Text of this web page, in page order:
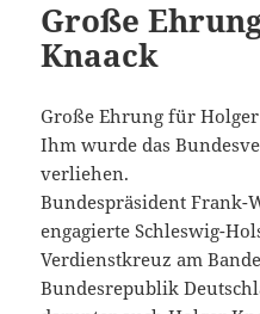
Große
Knaack
Große Ehrung für
Ihm wurde das
verliehen.
Bundespräsident Frank-
engagierte Schleswig-
Verdienstkreuz am
Bundesrepublik